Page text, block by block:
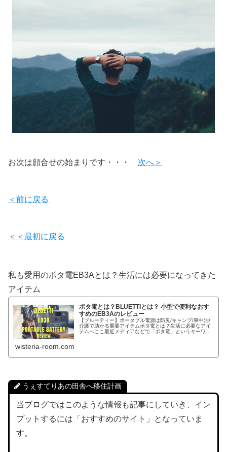
お次は顔合せの始まりです・・・ 次へ＞
＜前に戻る
＜＜最初に戻る
私も愛用のポタ電EB3Aとは？生活には必要になってきた
アイテム
ポタ電とは？BLUETTIとは？ 小型で便利なおす
すめのEB3Aのレビュー
【ブルーティー】ポータブル電源は防災/キャンプ/車中泊/
介護で助かる重要アイテムポタ電とは？生活に必要なアイ
テムへここ最近メディアなどで「ポタ電」というキーワー
wisteria-room.com
うぇすてりあの田舎へ移住計画
当ブログではこのような情報も記事にしていき、イン
プットするには「おすすめのサイト」となっていま
す。